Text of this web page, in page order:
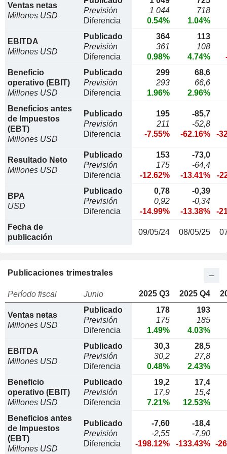
Ventas netas
Millones USD
Previsión
Diferencia
1 044
0.54%
718
1.04%
EBITDA
Millones USD
Publicado
Previsión
Diferencia
364
361
0.98%
113
108
4.74%
Beneficio
operativo (EBIT)
Millones USD
Publicado
Previsión
Diferencia
299
293
1.96%
68,6
66,6
2.96%
Beneficios antes
de Impuestos
(EBT)
Millones USD
Publicado
Previsión
Diferencia
195
211
-7.55%
-85,7
-52,8
-62.16%
-
Resultado Neto
Millones USD
Publicado
Previsión
Diferencia
153
175
-12.62%
-73,0
-64,4
-13.41%
-
BPA
USD
Publicado
Previsión
Diferencia
0,78
0,92
-14.99%
-0,39
-0,34
-13.38%
-
Fecha de
publicación
09/05/24 08/05/25
Publicaciones trimestrales
Período fiscal Junio 2025 Q3 2025 Q4
Ventas netas
Millones USD
Publicado
Previsión
Diferencia
178
175
1.49%
193
185
4.03%
EBITDA
Millones USD
Publicado
Previsión
Diferencia
30,3
30,2
0.48%
28,5
27,8
2.43%
Beneficio
operativo (EBIT)
Millones USD
Publicado
Previsión
Diferencia
19,2
17,9
7.21%
17,4
15,4
12.53%
Beneficios antes
de Impuestos
(EBT)
Millones USD
Publicado
Previsión
Diferencia
-7,60
-2,55
-198.12%
-18,4
-7,90
-133.43% -